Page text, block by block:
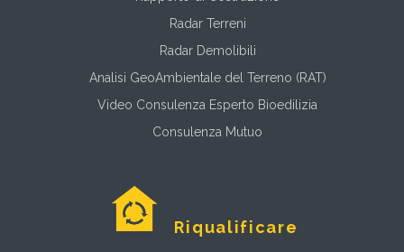
Radar Terreni
Radar Demolibili
Analisi GeoAmbientale del Terreno (RAT)
Video Consulenza Esperto Bioedilizia
Consulenza Mutuo
Riqualificare